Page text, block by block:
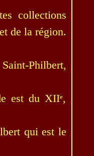
collections
de la région.
Philbert,
est du XIIᵉ,
qui est le